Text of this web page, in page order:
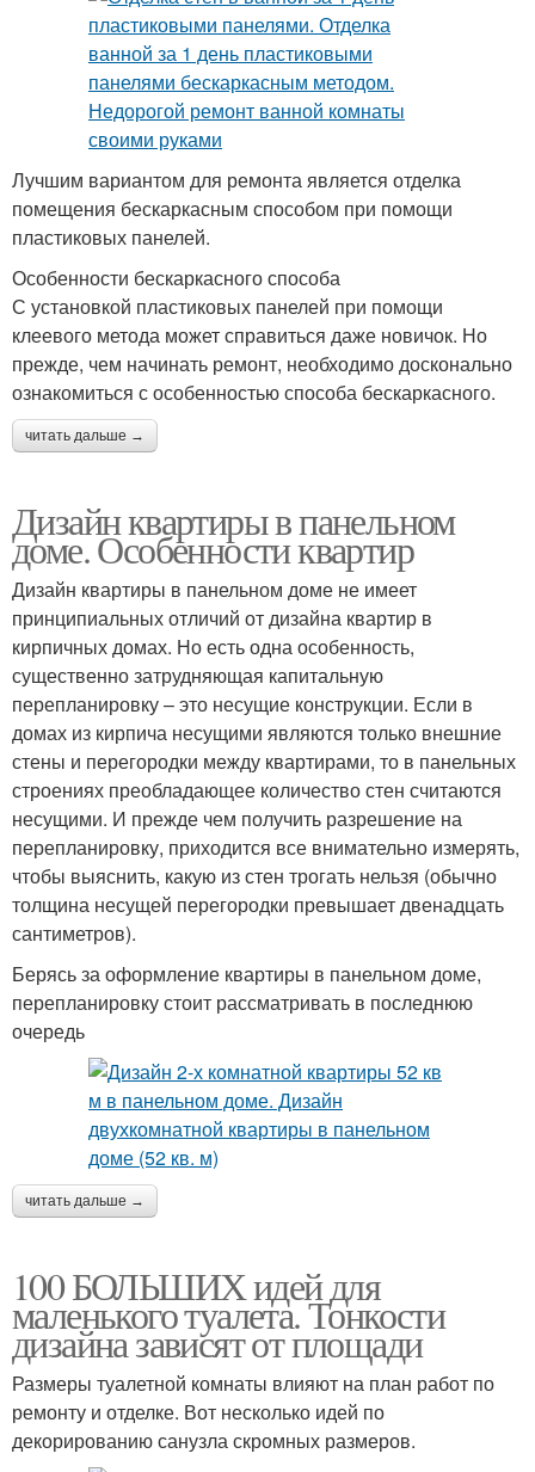
Лучшим вариантом для ремонта является отделка
помещения бескаркасным способом при помощи
пластиковых панелей.
Особенности бескаркасного способа
С установкой пластиковых панелей при помощи
клеевого метода может справиться даже новичок. Но
прежде, чем начинать ремонт, необходимо досконально
ознакомиться с особенностью способа бескаркасного.
читать дальше →
Дизайн квартиры в панельном
доме. Особенности квартир
Дизайн квартиры в панельном доме не имеет
принципиальных отличий от дизайна квартир в
кирпичных домах. Но есть одна особенность,
существенно затрудняющая капитальную
перепланировку – это несущие конструкции. Если в
домах из кирпича несущими являются только внешние
стены и перегородки между квартирами, то в панельных
строениях преобладающее количество стен считаются
несущими. И прежде чем получить разрешение на
перепланировку, приходится все внимательно измерять,
чтобы выяснить, какую из стен трогать нельзя (обычно
толщина несущей перегородки превышает двенадцать
сантиметров).
Берясь за оформление квартиры в панельном доме,
перепланировку стоит рассматривать в последнюю
очередь
читать дальше →
100 БОЛЬШИХ идей для
маленького туалета. Тонкости
дизайна зависят от площади
Размеры туалетной комнаты влияют на план работ по
ремонту и отделке. Вот несколько идей по
декорированию санузла скромных размеров.